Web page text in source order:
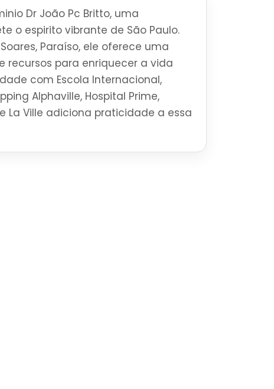
Dr João Pc Britto, uma
o espirito vibrante de São Paulo.
Paraíso, ele oferece uma
recursos para enriquecer a vida
com Escola Internacional,
Alphaville, Hospital Prime,
La Ville adiciona praticidade a essa